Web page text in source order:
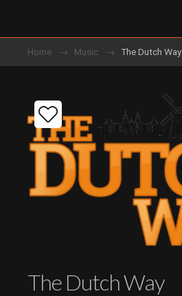
Home Music The Dutch Way
The Dutch Way